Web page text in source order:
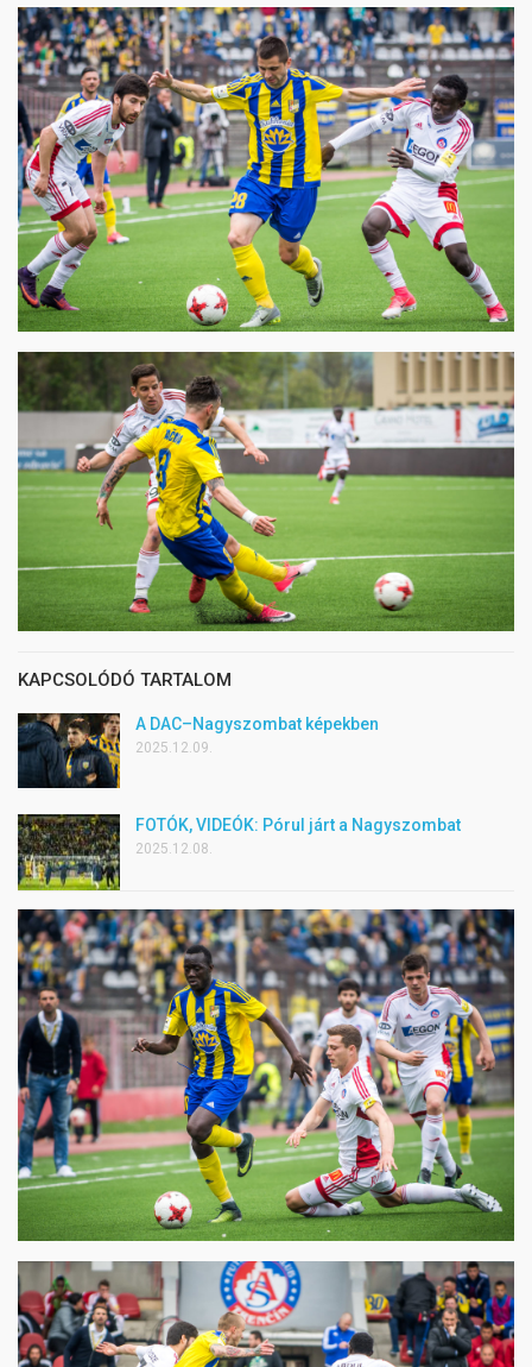
KAPCSOLÓDÓ TARTALOM
A DAC–Nagyszombat képekben
2025.12.09.
FOTÓK, VIDEÓK: Pórul járt a Nagyszombat
2025.12.08.